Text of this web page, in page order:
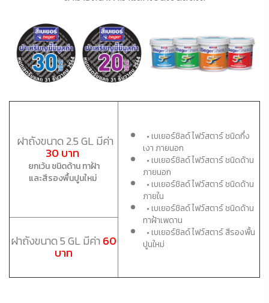
ฝาถังขนาด 2.5 GL มีค่า
30 บาท
ยกเว้น ชนิดด้าน ทาฝ้า
และสีรองพื้นปูนใหม่
• เบเยอร์ชิลด์ ไฟว์สตาร์ ชนิดกึ่ง
เงา ภายนอก
• เบเยอร์ชิลด์ ไฟว์สตาร์ ชนิดด้าน
ภายนอก
• เบเยอร์ชิลด์ ไฟว์สตาร์ ชนิดด้าน
ภายใน
• เบเยอร์ชิลด์ ไฟว์สตาร์ ชนิดด้าน
ทาฝ้าเพดาน
• เบเยอร์ชิลด์ ไฟว์สตาร์ สีรองพื้น
ปูนใหม่
ฝาถังขนาด 5 GL มีค่า 60
บาท